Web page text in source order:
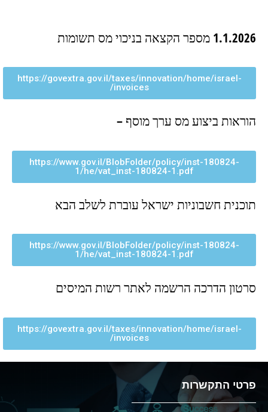
1.1.2026 מספר הקצאה בניכוי מס תשומות
https://govextra.gov.il/taxes/innovation/home/israel-
invoices/
הוראות ביצוע מס ערך מוסף –
https://www.gov.il/BlobFolder/policy/inst-180824-
1/he/vat_inst-180824-1.pdf
תוכנית חשבוניות ישראל עוברת לשלב הבא
https://www.gov.il/BlobFolder/policy/inst-180824-
1/he/vat_inst-180824-1.pdf
סרטון הדרכה הרשמה לאתר רשות המיסים
https://govextra.gov.il/taxes/innovation/home/israel-
invoices/
פרטי התקשרות